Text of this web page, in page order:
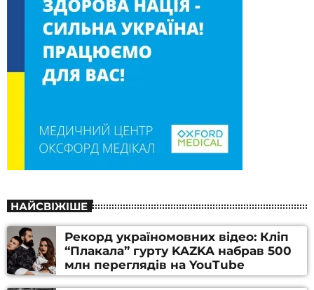
НАЙСВІЖІШЕ
Рекорд україномовних відео: Кліп
“Плакала” гурту KAZKA набрав 500
млн переглядів на YouTube